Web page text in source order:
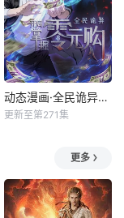
动态漫画·全民诡异：开局掌握零元购
更新至第271集
更多